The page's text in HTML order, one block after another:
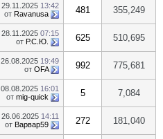
29.11.2025 13:42
от Ravanusa 481 355,249
28.11.2025 07:15
от Р.С.Ю. 625 510,695
26.08.2025 19:49
от OFA 992 775,681
08.08.2025 16:01
от mig-quick 5 7,084
26.06.2025 14:11
от Варвар59 272 181,040